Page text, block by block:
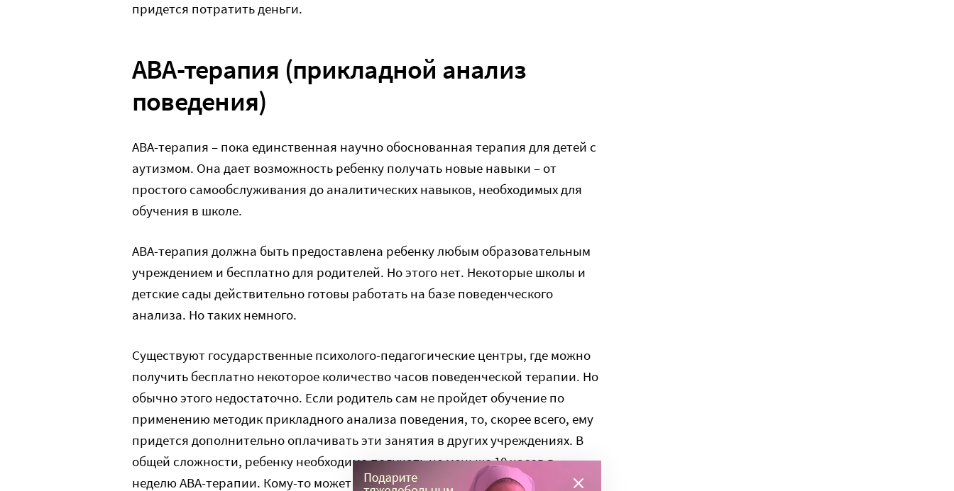
придется потратить деньги.
АВА-терапия (прикладной анализ
поведения)
АВА-терапия – пока единственная научно обоснованная терапия для детей с
аутизмом. Она дает возможность ребенку получать новые навыки – от
простого самообслуживания до аналитических навыков, необходимых для
обучения в школе.
АВА-терапия должна быть предоставлена ребенку любым образовательным
учреждением и бесплатно для родителей. Но этого нет. Некоторые школы и
детские сады действительно готовы работать на базе поведенческого
анализа. Но таких немного.
Существуют государственные психолого-педагогические центры, где можно
получить бесплатно некоторое количество часов поведенческой терапии. Но
обычно этого недостаточно. Если родитель сам не пройдет обучение по
применению методик прикладного анализа поведения, то, скорее всего, ему
придется дополнительно оплачивать эти занятия в других учреждениях. В
общей сложности, ребенку необходимо получать не меньше 10 часов в
неделю АВА-терапии. Кому-то может понадобиться и 20, и 30 часов в неделю,